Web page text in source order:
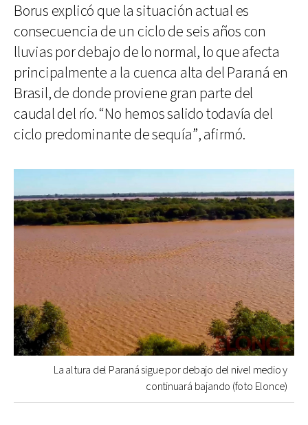
Borus explicó que la situación actual es
consecuencia de un ciclo de seis años con
lluvias por debajo de lo normal, lo que afecta
principalmente a la cuenca alta del Paraná en
Brasil, de donde proviene gran parte del
caudal del río. “No hemos salido todavía del
ciclo predominante de sequía”, afirmó.
La altura del Paraná sigue por debajo del nivel medio y
continuará bajando (foto Elonce)